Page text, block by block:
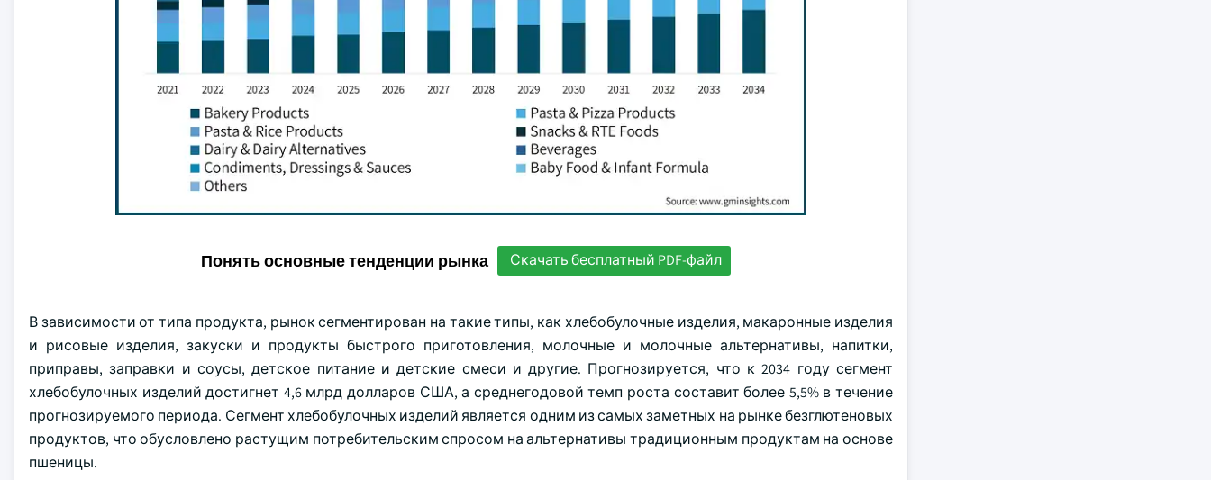
Понять основные тенденции рынка Скачать бесплатный PDF-файл
В зависимости от типа продукта, рынок сегментирован на такие типы, как хлебобулочные изделия, макаронные изделия
и рисовые изделия, закуски и продукты быстрого приготовления, молочные и молочные альтернативы, напитки,
приправы, заправки и соусы, детское питание и детские смеси и другие. Прогнозируется, что к 2034 году сегмент
хлебобулочных изделий достигнет 4,6 млрд долларов США, а среднегодовой темп роста составит более 5,5% в течение
прогнозируемого периода. Сегмент хлебобулочных изделий является одним из самых заметных на рынке безглютеновых
продуктов, что обусловлено растущим потребительским спросом на альтернативы традиционным продуктам на основе
пшеницы.